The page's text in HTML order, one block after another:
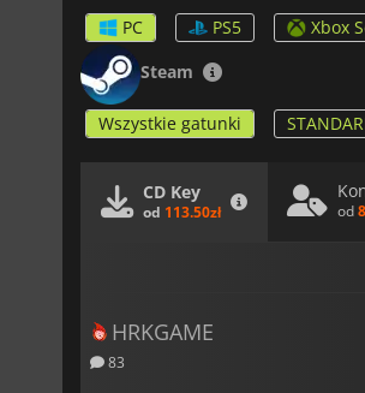
PC PS5
Xbox
Steam
Wszystkie gatunki
CD Key
od 113.50zł od
HRKGAME
83